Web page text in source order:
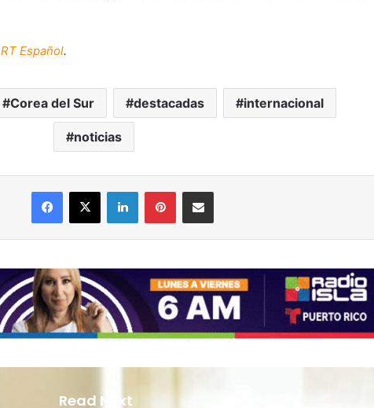
RT Español.
Corea del Sur destacadas internacional
noticias
Facebook
X LinkedInPinterestShare via Email
Read Next